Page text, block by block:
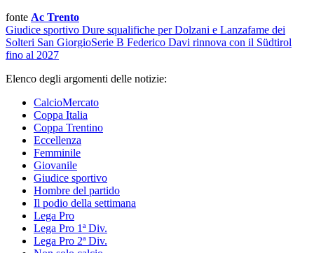
fonte Ac Trento
Giudice sportivo Dure squalifiche per Dolzani e Lanzafame dei
Solteri San GiorgioSerie B Federico Davi rinnova con il Südtirol
fino al 2027
Elenco degli argomenti delle notizie:
CalcioMercato
Coppa Italia
Coppa Trentino
Eccellenza
Femminile
Giovanile
Giudice sportivo
Hombre del partido
Il podio della settimana
Lega Pro
Lega Pro 1ª Div.
Lega Pro 2ª Div.